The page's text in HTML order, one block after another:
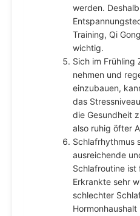
werden.
Training, Qi
wichtig.
Sich im Frühling
nehmen und
einzubauen,
das
die Gesundheit
also ruhig öfter
Schlafrhythmus
ausreichende
Schlafroutine ist
Erkrankte sehr
schlechter